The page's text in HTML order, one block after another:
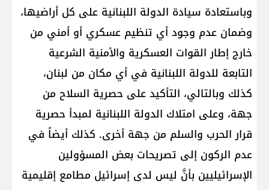
وباستعادة سيادة الدولة اللبنانية على كل أراضيها،
وضمان عدم وجود أي تنظيم عسكري أو أمني من
خارج إطار القوات العسكرية والأمنية الشرعية
التابعة للدولة اللبنانية في أي مكان من لبنان،
كذلك وبالتالي، التأكيد على حصرية السلاح من
جهة، وعلى امتلاك الدولة اللبنانية لمبدأ حصرية
قرار الحرب والسلم من جهة أخرى. كذلك أيضاً في
عدم الركون إلى تصريحات بعض المسؤولين
الإسرائيليين بأنَّ ليس لدى إسرائيل مطامع إقليمية